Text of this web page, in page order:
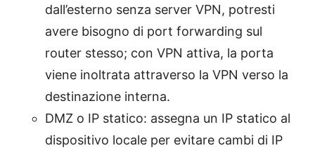
dall’esterno senza server VPN, potresti
avere bisogno di port forwarding sul
router stesso; con VPN attiva, la porta
viene inoltrata attraverso la VPN verso la
destinazione interna.
DMZ o IP statico: assegna un IP statico al
dispositivo locale per evitare cambi di IP